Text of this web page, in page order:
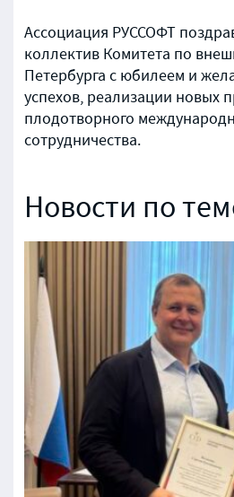
Ассоциация РУССОФТ
коллектив Комитета по
Петербурга с юбилеем и
успехов, реализации новых
плодотворного
сотрудничества.
Новости по